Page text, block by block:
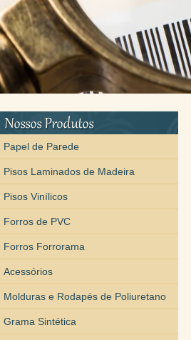
Papel de Parede
Pisos Laminados de Madeira
Pisos Vinílicos
Forros de PVC
Forros Forrorama
Acessórios
Molduras e Rodapés de Poliuretano
Grama Sintética